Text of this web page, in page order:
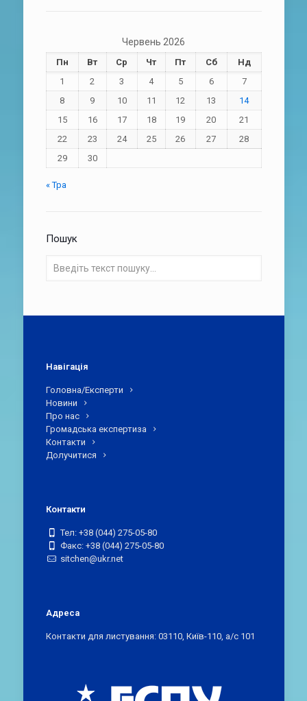
Червень 2026
Пн Вт Ср Чт Пт Сб
Нд
1
2 3 4 5 6
7
8
9 10 11 12 13
14
15
16 17 18 19 20
21
22
23 24 25 26 27
28
29
30
« Тра
Пошук
Навігація
Головна/Експерти
Новини
Про нас
Громадська експертиза
Контакти
Долучитися
Контакти
Тел: +38 (044) 275-05-80
Факс: +38 (044) 275-05-80
sitchen@ukr.net
Адреса
Контакти для листування: 03110, Київ-110, а/с 101